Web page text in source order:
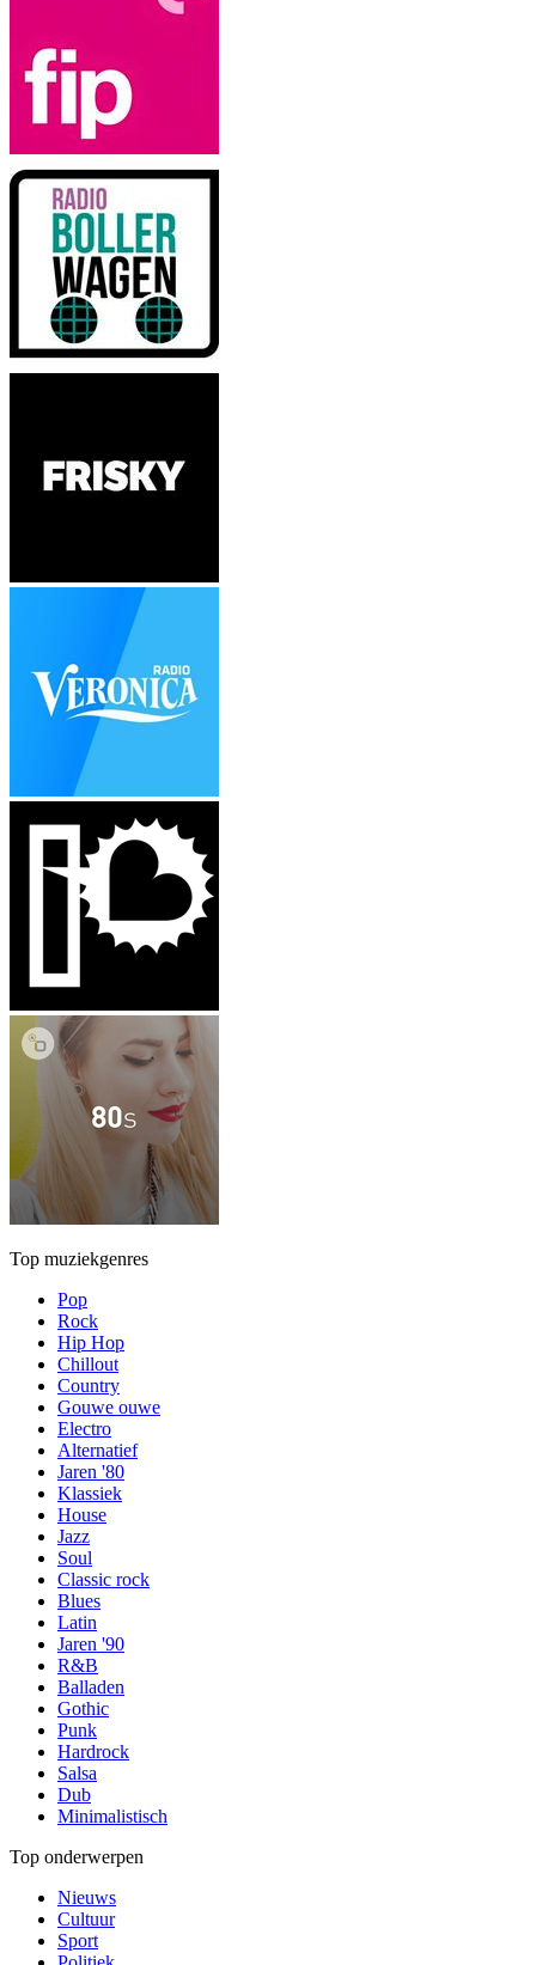
Top muziekgenres
Pop
Rock
Hip Hop
Chillout
Country
Gouwe ouwe
Electro
Alternatief
Jaren '80
Klassiek
House
Jazz
Soul
Classic rock
Blues
Latin
Jaren '90
R&B
Balladen
Gothic
Punk
Hardrock
Salsa
Dub
Minimalistisch
Top onderwerpen
Nieuws
Cultuur
Sport